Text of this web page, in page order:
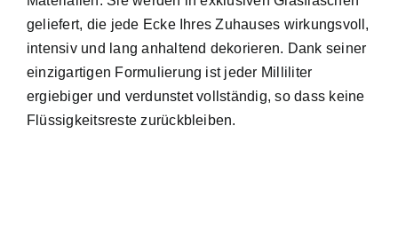
geliefert, die jede Ecke Ihres Zuhauses wirkungsvoll,
intensiv und lang anhaltend dekorieren. Dank seiner
einzigartigen Formulierung ist jeder Milliliter
ergiebiger und verdunstet vollständig, so dass keine
Flüssigkeitsreste zurückbleiben.